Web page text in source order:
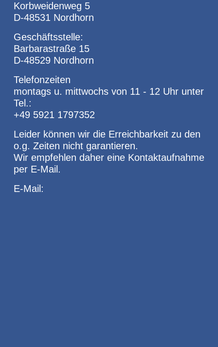
Korbweidenweg 5
D-48531 Nordhorn
Geschäftsstelle:
Barbarastraße 15
D-48529 Nordhorn
Telefonzeiten
montags u. mittwochs von 11 - 12 Uhr unter
Tel.:
+49 5921 1797352
Leider können wir die Erreichbarkeit zu den
o.g. Zeiten nicht garantieren.
Wir empfehlen daher eine Kontaktaufnahme
per E-Mail.
E-Mail: